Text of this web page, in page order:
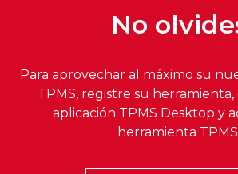
No
Para aprovechar al máximo su
TPMS, registre su
aplicación TPMS Desktop y
herramienta